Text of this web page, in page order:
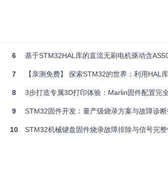
6 基于STM32HAL库的直流无刷电机驱动含AS5048A磁
7 【亲测免费】 探索STM32的世界：利用HAL库轻松
8 3步打造专属3D打印体验：Marlin固件配置完
9 STM32固件开发：量产级烧录方案与故障诊
10 STM32机械键盘固件烧录故障排除与信号完